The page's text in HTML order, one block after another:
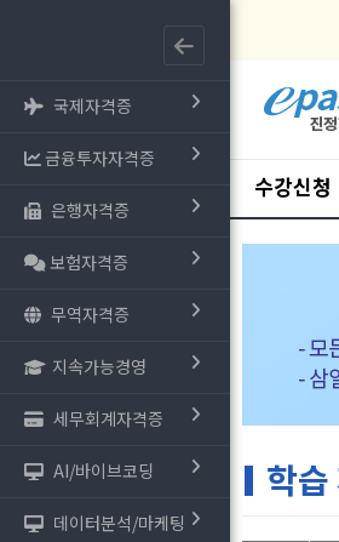
국제자격증
금융투자자격증
은행자격증
보험자격증
무역자격증
지속가능경영
세무회계자격증
AI/바이브코딩
데이터분석/마케팅
수강신청
학습